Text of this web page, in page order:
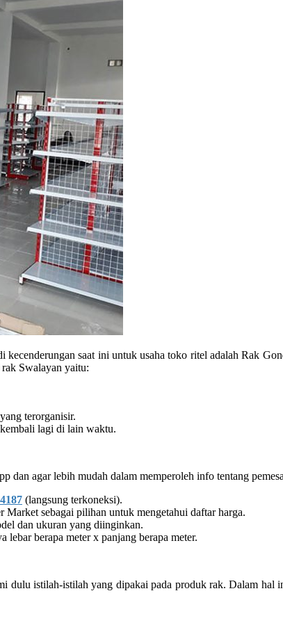
kecenderungan saat ini untuk usaha toko ritel adalah Rak
Swalayan yaitu:
terorganisir.
lagi di lain waktu.
dan agar lebih mudah dalam memperoleh info tentang
(langsung terkoneksi).
sebagai pilihan untuk mengetahui daftar harga.
dan ukuran yang diinginkan.
berapa meter x panjang berapa meter.
istilah-istilah yang dipakai pada produk rak. Dalam hal